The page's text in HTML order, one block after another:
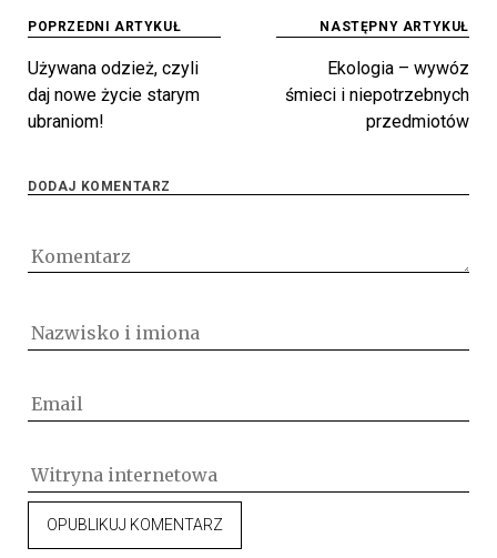
Nawigacja
wpisu
POPRZEDNI ARTYKUŁ
Używana odzież, czyli
daj nowe życie starym
ubraniom!
NASTĘPNY ARTYKUŁ
Ekologia – wywóz
śmieci i niepotrzebnych
przedmiotów
DODAJ KOMENTARZ